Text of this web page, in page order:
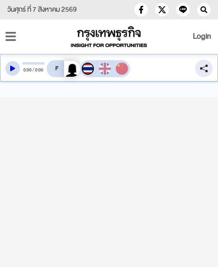
วันศุกร์ ที่ 7 สิงหาคม 2569
Login
0:00/0:00 สลับเสียงอ่าน